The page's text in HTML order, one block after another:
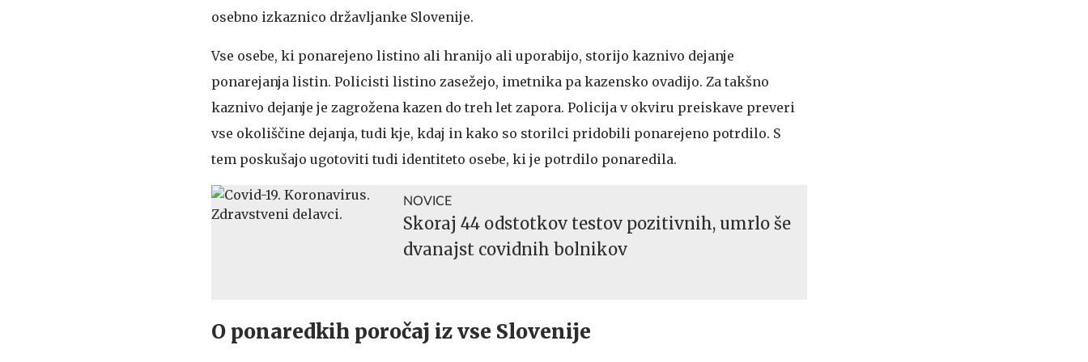
osebno izkaznico državljanke Slovenije.
Vse osebe, ki ponarejeno listino ali hranijo ali uporabijo, storijo kaznivo dejanje
ponarejanja listin. Policisti listino zasežejo, imetnika pa kazensko ovadijo. Za takšno
kaznivo dejanje je zagrožena kazen do treh let zapora. Policija v okviru preiskave preveri
vse okoliščine dejanja, tudi kje, kdaj in kako so storilci pridobili ponarejeno potrdilo. S
tem poskušajo ugotoviti tudi identiteto osebe, ki je potrdilo ponaredila.
NOVICE
Skoraj 44 odstotkov testov pozitivnih, umrlo še
dvanajst covidnih bolnikov
O ponaredkih poročaj iz vse Slovenije